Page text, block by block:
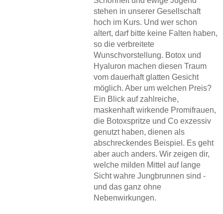
stehen in unserer Gesellschaft
hoch im Kurs. Und wer schon
altert, darf bitte keine Falten haben,
so die verbreitete
Wunschvorstellung. Botox und
Hyaluron machen diesen Traum
vom dauerhaft glatten Gesicht
möglich. Aber um welchen Preis?
Ein Blick auf zahlreiche,
maskenhaft wirkende Promifrauen,
die Botoxspritze und Co exzessiv
genutzt haben, dienen als
abschreckendes Beispiel. Es geht
aber auch anders. Wir zeigen dir,
welche milden Mittel auf lange
Sicht wahre Jungbrunnen sind -
und das ganz ohne
Nebenwirkungen.